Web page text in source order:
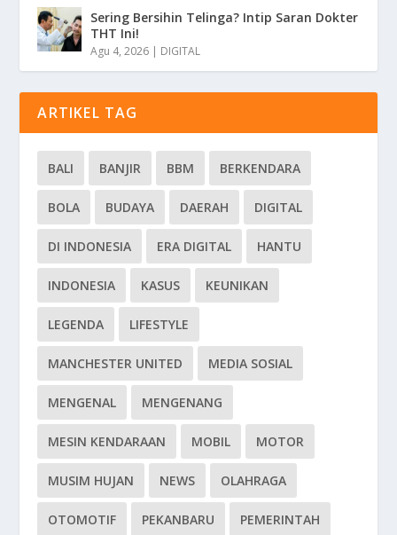
Sering Bersihin Telinga? Intip Saran Dokter
THT Ini!
Agu 4, 2026 | DIGITAL
ARTIKEL TAG
BALI BANJIR BBM BERKENDARA
BOLA BUDAYA DAERAH DIGITAL
DI INDONESIA ERA DIGITAL HANTU
INDONESIA KASUS KEUNIKAN
LEGENDA LIFESTYLE
MANCHESTER UNITED MEDIA SOSIAL
MENGENAL MENGENANG
MESIN KENDARAAN MOBIL MOTOR
MUSIM HUJAN NEWS OLAHRAGA
OTOMOTIF PEKANBARU PEMERINTAH